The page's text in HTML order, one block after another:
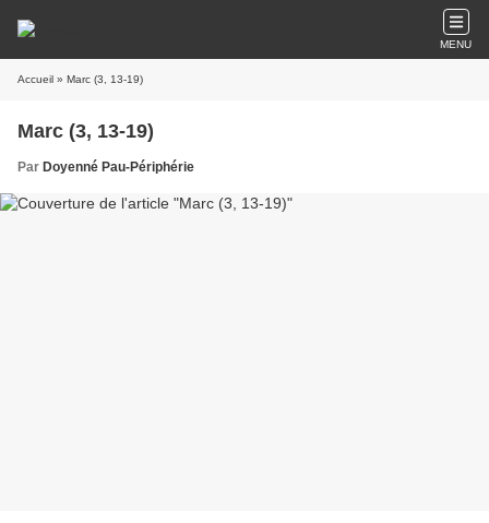
MENU
Accueil » Marc (3, 13-19)
Marc (3, 13-19)
Par Doyenné Pau-Périphérie